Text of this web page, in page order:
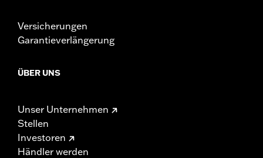
Versicherungen
Garantieverlängerung
ÜBER UNS
Unser Unternehmen
Stellen
Investoren
Händler werden